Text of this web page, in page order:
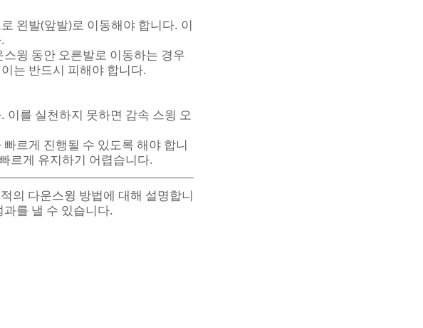
왼발(앞발)로 이동해야 합니다. 이
윙 동안 오른발로 이동하는 경우
는 반드시 피해야 합니다.
이를 실천하지 못하면 감속 스윙 오
르게 진행될 수 있도록 해야 합니
르게 유지하기 어렵습니다.
의 다운스윙 방법에 대해 설명합니
를 낼 수 있습니다.